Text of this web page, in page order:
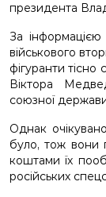
президента
За
військового
фігуранти
Віктора
союзної держави
Однак
було, тож вони
коштами їх
російських